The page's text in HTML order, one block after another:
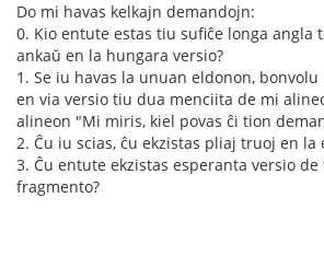
Do mi havas kelkajn demandojn:
0. Kio entute estas tiu sufiĉe longa angla
ankaŭ en la hungara versio?
1. Se iu havas la unuan eldonon,
en via versio tiu dua menciita de mi
alineon "Mi miris, kiel povas ĉi tion
2. Ĉu iu scias, ĉu ekzistas pliaj truoj en la
3. Ĉu entute ekzistas esperanta versio
fragmento?